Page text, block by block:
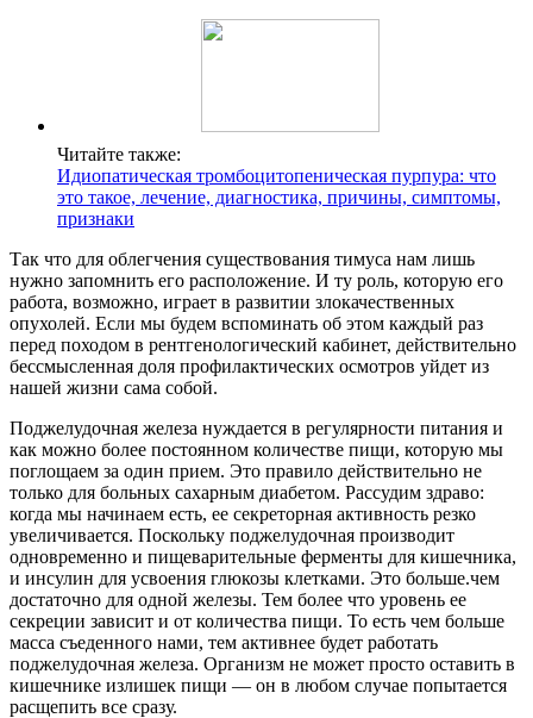
Читайте также:
Идиопатическая тромбоцитопеническая пурпура: что
это такое, лечение, диагностика, причины, симптомы,
признаки
Так что для облегчения существования тимуса нам лишь
нужно запомнить его расположение. И ту роль, которую его
работа, возможно, играет в развитии злокачественных
опухолей. Если мы будем вспоминать об этом каждый раз
перед походом в рентгенологический кабинет, действительно
бессмысленная доля профилактических осмотров уйдет из
нашей жизни сама собой.
Поджелудочная железа нуждается в регулярности питания и
как можно более постоянном количестве пищи, которую мы
поглощаем за один прием. Это правило действительно не
только для больных сахарным диабетом. Рассудим здраво:
когда мы начинаем есть, ее секреторная активность резко
увеличивается. Поскольку поджелудочная производит
одновременно и пищеварительные ферменты для кишечника,
и инсулин для усвоения глюкозы клетками. Это больше.чем
достаточно для одной железы. Тем более что уровень ее
секреции зависит и от количества пищи. То есть чем больше
масса съеденного нами, тем активнее будет работать
поджелудочная железа. Организм не может просто оставить в
кишечнике излишек пищи — он в любом случае попытается
расщепить все сразу.